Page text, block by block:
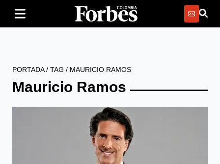
PORTADA/ TAG / MAURICIO RAMOS
Mauricio Ramos